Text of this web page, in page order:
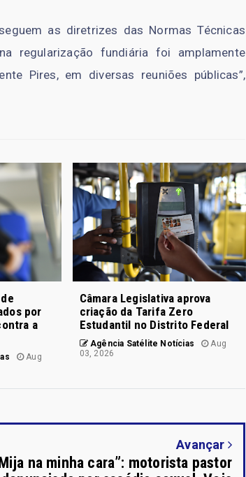
as diretrizes das Normas Técnicas
regularização fundiária foi amplamente
Pires, em diversas reuniões públicas”,
por
a
Aug
Câmara Legislativa aprova
criação da Tarifa Zero
Estudantil no Distrito Federal
Agência Satélite Notícias
Aug
03, 2026
Avançar
na minha cara”: motorista pastor